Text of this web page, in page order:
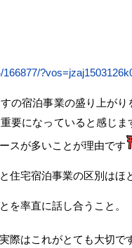
の宿泊事業の盛り上が
要になっていると感じ
スが多いことが理由です
住宅宿泊事業の区別はほ
を率直に話し合うこと。
際はこれがとても大切で